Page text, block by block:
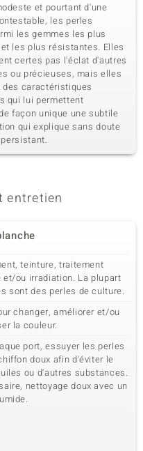
et pourtant d'une
les perles
les gemmes les plus
les plus résistantes. Elles
certes pas l'éclat d'autres
ou précieuses, mais elles
des caractéristiques
qui lui permettent
façon unique une subtile
qui explique sans doute
entretien
teinture, traitement
et/ou irradiation. La plupart
sont des perles de culture.
changer, améliorer et/ou
la couleur.
port, essuyer les perles
doux afin d'éviter le
ou d'autres substances.
nettoyage doux avec un